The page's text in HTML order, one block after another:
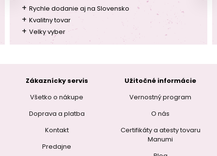
+ Rychle dodanie aj na Slovensko
+ Kvalitny tovar
+ Velky vyber
Zákaznícky servis
Všetko o nákupe
Doprava a platba
Kontakt
Predajne
Užitočné informácie
Vernostný program
O nás
Certifikáty a atesty tovaru
Manumi